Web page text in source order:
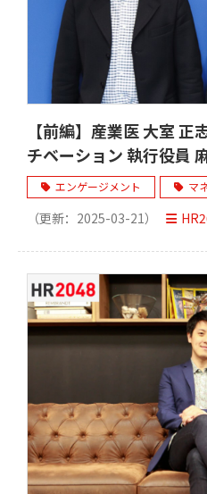
【前編】産業医 大室
チベーション 執行役員
『甘え』をなくす」
エンゲージメント マ
（更新： 2025-03-21）